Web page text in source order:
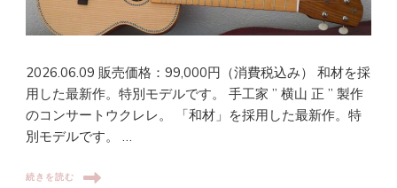
2026.06.09 販売価格：99,000円（消費税込み） 和材を採
用した最新作。特別モデルです。 手工家 ” 横山 正 ” 製作
のコンサートウクレレ。 「和材」を採用した最新作。特
別モデルです。 …
続きを読む